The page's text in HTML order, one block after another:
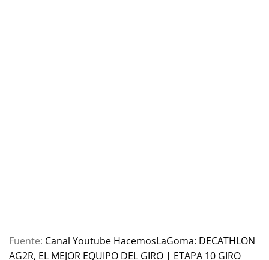
Fuente: Canal Youtube HacemosLaGoma: DECATHLON
AG2R, EL MEJOR EQUIPO DEL GIRO | ETAPA 10 GIRO